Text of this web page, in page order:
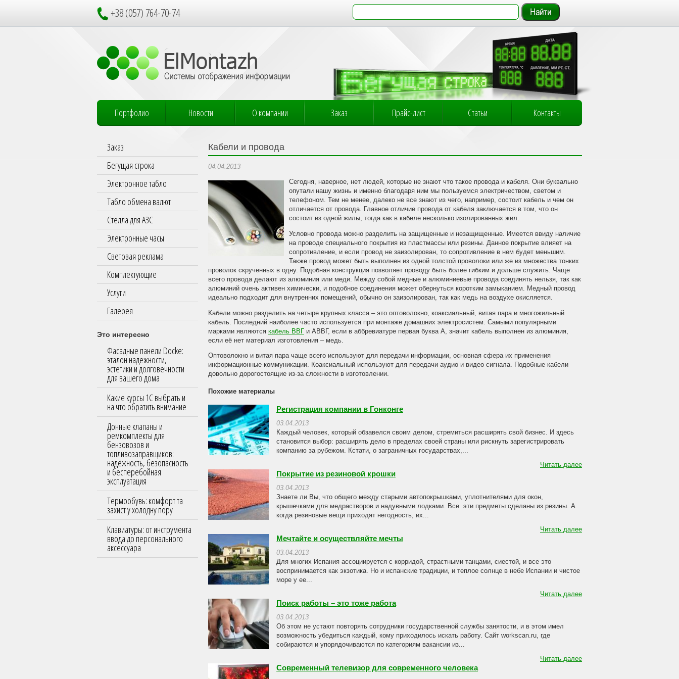
+38 (057) 764-70-74
Портфолио Новости О компании Заказ Прайс-лист Статьи Контакты
Заказ
Бегущая строка
Электронное табло
Табло обмена валют
Стелла для АЗС
Электронные часы
Световая реклама
Комплектующие
Услуги
Галерея
Это интересно
Фасадные панели Docke:
эталон надежности,
эстетики и долговечности
для вашего дома
Какие курсы 1С выбрать и
на что обратить внимание
Донные клапаны и
ремкомплекты для
бензовозов и
топливозаправщиков:
надёжность, безопасность
и бесперебойная
эксплуатация
Термообувь: комфорт та
захист у холодну пору
Клавиатуры: от инструмента
ввода до персонального
аксессуара
Кабели и провода
04.04.2013
Сегодня, наверное, нет людей, которые не знают что такое провода и кабеля. Они буквально
опутали нашу жизнь и именно благодаря ним мы пользуемся электричеством, светом и
телефоном. Тем не менее, далеко не все знают из чего, например, состоит кабель и чем он
отличается от провода. Главное отличие провода от кабеля заключается в том, что он
состоит из одной жилы, тогда как в кабеле несколько изолированных жил.
Условно провода можно разделить на защищенные и незащищенные. Имеется ввиду наличие
на проводе специального покрытия из пластмассы или резины. Данное покрытие влияет на
сопротивление, и если провод не заизолирован, то сопротивление в нем будет меньшим.
Также провод может быть выполнен из одной толстой проволоки или же из множества тонких
проволок скрученных в одну. Подобная конструкция позволяет проводу быть более гибким и дольше служить. Чаще
всего провода делают из алюминия или меди. Между собой медные и алюминиевые провода соединять нельзя, так как
алюминий очень активен химически, и подобное соединения может обернуться коротким замыканием. Медный провод
идеально подходит для внутренних помещений, обычно он заизолирован, так как медь на воздухе окисляется.
Кабели можно разделить на четыре крупных класса – это оптоволокно, коаксиальный, витая пара и многожильный
кабель. Последний наиболее часто используется при монтаже домашних электросистем. Самыми популярными
марками являются кабель ВВГ и АВВГ, если в аббревиатуре первая буква А, значит кабель выполнен из алюминия,
если её нет материал изготовления – медь.
Оптоволокно и витая пара чаще всего используют для передачи информации, основная сфера их применения
информационные коммуникации. Коаксиальный используют для передачи аудио и видео сигнала. Подобные кабели
довольно дорогостоящие из-за сложности в изготовлении.
Похожие материалы
Регистрация компании в Гонконге
03.04.2013
Каждый человек, который обзавелся своим делом, стремиться расширять свой бизнес. И здесь
становится выбор: расширять дело в пределах своей страны или рискнуть зарегистрировать
компанию за рубежом. Кстати, о заграничных государствах,...
Читать далее
Покрытие из резиновой крошки
03.04.2013
Знаете ли Вы, что общего между старыми автопокрышками, уплотнителями для окон,
крышечками для медрастворов и надувными лодками. Все эти предметы сделаны из резины. А
когда резиновые вещи приходят негодность, их...
Читать далее
Мечтайте и осуществляйте мечты
03.04.2013
Для многих Испания ассоциируется с корридой, страстными танцами, сиестой, и все это
воспринимается как экзотика. Но и испанские традиции, и теплое солнце в небе Испании и чистое
море у ее...
Читать далее
Поиск работы – это тоже работа
03.04.2013
Об этом не устают повторять сотрудники государственной службы занятости, и в этом имел
возможность убедиться каждый, кому приходилось искать работу. Сайт workscan.ru, где
собираются и упорядочиваются по категориям вакансии из...
Читать далее
Современный телевизор для современного человека